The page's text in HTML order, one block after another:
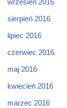
wrzesień 2016
sierpień 2016
lipiec 2016
czerwiec 2016
maj 2016
kwiecień 2016
marzec 2016